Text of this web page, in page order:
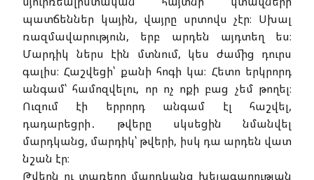
պատճեններ կային, վայրը սրտովս չէր։ Սխալ
ռազմավարություն, երբ արդեն այդտեղ ես։
Մարդիկ ներս էին մտնում, կես ժամից դուրս
գալիս։ Հաշվեցի՝ քանի հոգի կա։ Հետո երկրորդ
անգամ՝ համոզվելու, որ ոչ ոքի բաց չեմ թողել։
Ուզում էի երրորդ անգամ էլ հաշվել,
դադարեցրի․ թվերը սկսեցին նմանվել
մարդկանց, մարդիկ՝ թվերի, իսկ դա արդեն վատ
նշան էր։
Թվերն ու տառերը մարդկանց խելագարության